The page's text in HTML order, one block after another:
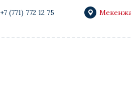
+7 (771) 772 12 75